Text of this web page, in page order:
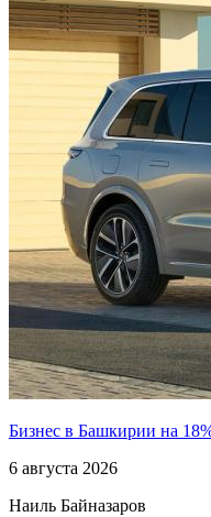
Бизнес в Башкирии на
6 августа 2026
Наиль Байназаров